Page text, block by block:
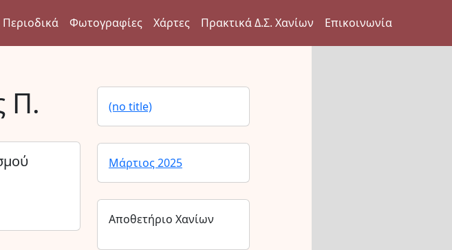
Περιοδικά Φωτογραφίες Χάρτες Πρακτικά Δ.Σ. Χανίων Επικοινωνία
Π. (no title)
Μάρτιος 2025
Αποθετήριο Χανίων